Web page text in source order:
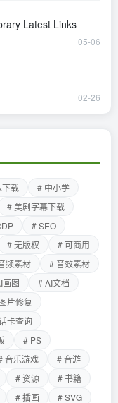
Latest Links
05-06
02-26
载
# 中小学
# 美剧字幕下载
# SEO
# 无版权
# 可商用
频素材
# 音效素材
画图
# AI文档
片修复
卡查询
# PS
音乐游戏
# 音游
# 资源
# 书籍
# 插画 # SVG